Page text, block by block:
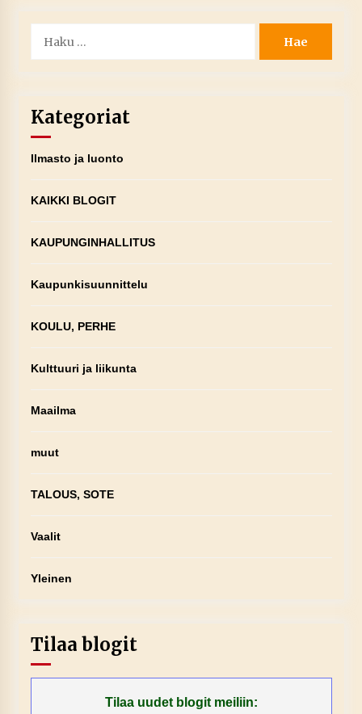
Kategoriat
Ilmasto ja luonto
KAIKKI BLOGIT
KAUPUNGINHALLITUS
Kaupunkisuunnittelu
KOULU, PERHE
Kulttuuri ja liikunta
Maailma
muut
TALOUS, SOTE
Vaalit
Yleinen
Tilaa blogit
Tilaa uudet blogit meiliin: